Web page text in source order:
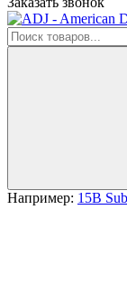
Например: 15B